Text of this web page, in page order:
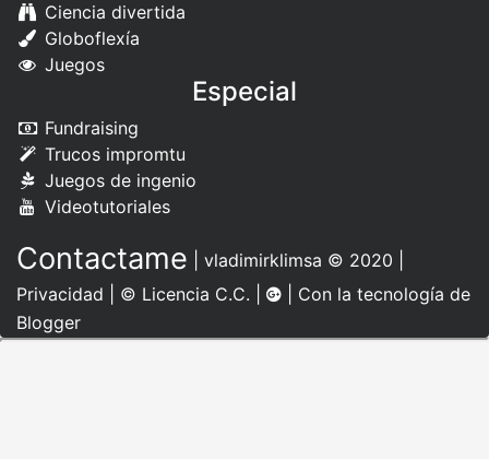
Ciencia divertida
Globoflexía
Juegos
Especial
Fundraising
Trucos impromtu
Juegos de ingenio
Videotutoriales
Contactame vladimirklimsa © 2020 |
Privacidad
© Licencia C.C.
| Con la tecnología de
Blogger